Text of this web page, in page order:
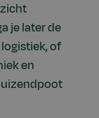
je later de
of
en